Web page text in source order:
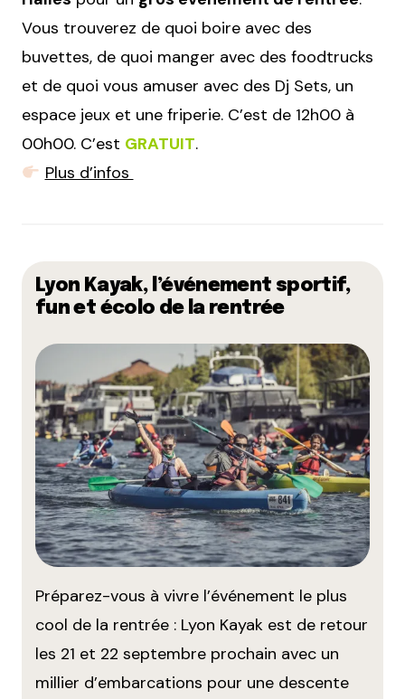
Vous trouverez de quoi boire avec des
buvettes, de quoi manger avec des foodtrucks
et de quoi vous amuser avec des Dj Sets, un
espace jeux et une friperie. C’est de 12h00 à
00h00. C’est GRATUIT.
Plus d’infos
Lyon Kayak, l’événement sportif,
fun et écolo de la rentrée
Préparez-vous à vivre l’événement le plus
cool de la rentrée : Lyon Kayak est de retour
les 21 et 22 septembre prochain avec un
millier d’embarcations pour une descente